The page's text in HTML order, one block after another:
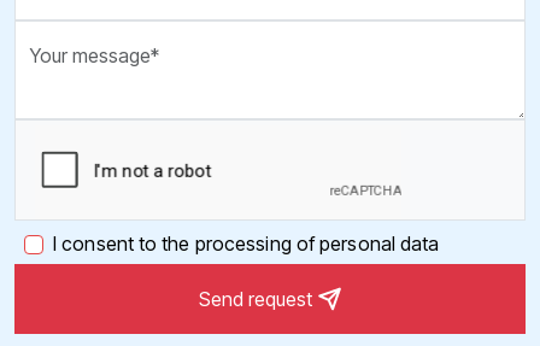
I consent to the processing of personal data
Send request